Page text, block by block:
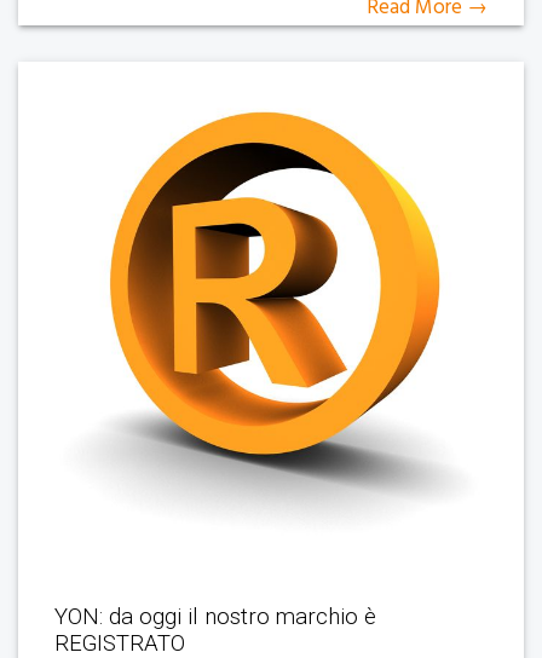
Read More →
YON: da oggi il nostro marchio è
REGISTRATO